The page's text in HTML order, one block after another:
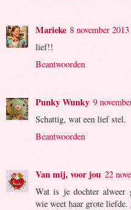
Marieke 8 november
lief!!
Beantwoorden
Punky Wunky 9
Schattig, wat een lief stel.
Beantwoorden
Van mij, voor jou 22
Wat is je dochter alweer
wie weet haar grote liefde.